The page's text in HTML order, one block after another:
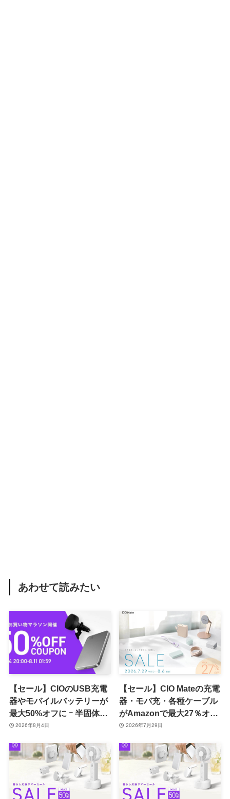
あわせて読みたい
【セール】CIOのUSB充電
器やモバイルバッテリーが
最大50%オフに ｰ 半固体系
セル採用バッテリーやハン
対象
2026年8月4日
【セール】CIO Mateの充電
器・モバ充・各種ケーブル
がAmazonで最大27％オフ
に2026年7月29日